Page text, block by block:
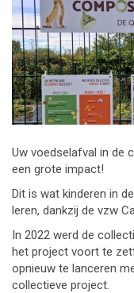
Uw voedselafval in de
een grote impact!
Dit is wat kinderen in
leren, dankzij de vzw
In 2022 werd de
het project voort te
opnieuw te lanceren
collectieve project.